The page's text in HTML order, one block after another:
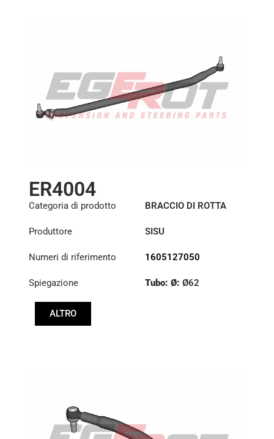
ER4004
Categoria di prodotto BRACCIO DI ROTTA
Produttore SISU
Numeri di riferimento 1605127050
Spiegazione Tubo: Ø: Ø62
ALTRO